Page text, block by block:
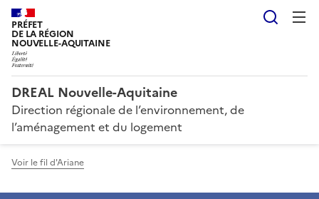
PRÉFET
DE LA RÉGION
NOUVELLE-AQUITAINE
DREAL Nouvelle-Aquitaine
Direction régionale de l’environnement, de
l’aménagement et du logement
Voir le fil d'Ariane